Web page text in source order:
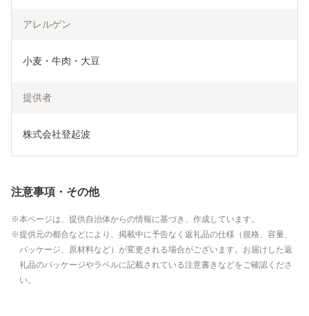
アレルゲン
小麦・牛肉・大豆
提供者
株式会社登起波
注意事項・その他
本ページは、提供自治体からの情報に基づき、作成しています。
提供元の都合などにより、掲載中に予告なく返礼品の仕様（規格、容量、
パッケージ、原材料など）が変更される場合がございます。お届けした返
礼品のパッケージやラベルに記載されている注意書きなどをご確認くださ
い。